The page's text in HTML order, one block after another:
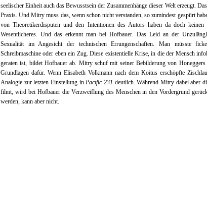
seelischer Einheit auch das Bewusstsein der Zusammenhänge dieser Welt erzeugt.
Praxis. Und Mitry muss das, wenn schon nicht verstanden, so zumindest gespürt
von Theoretikerdisputen und den Intentionen des Autors haben da doch
Wesentlicheres. Und das erkennt man bei Hofbauer. Das Leid an der
Sexualität im Angesicht der technischen Errungenschaften. Man müsste
Schreibmaschine oder eben ein Zug. Diese existentielle Krise, in die der Mensch
geraten ist, bildet Hofbauer ab. Mitry schuf mit seiner Bebilderung von
Grundlagen dafür. Wenn Elisabeth Volkmann nach dem Koitus erschöpfte
Analogie zur letzten Einstellung inPacific 231 deutlich. Während Mitry dabei aber
filmt, wird bei Hofbauer die Verzweiflung des Menschen in den Vordergrund
werden, kann aber nicht.